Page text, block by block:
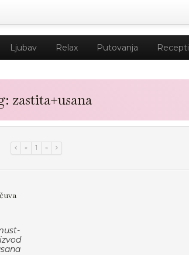
Ljubav Relax Putovanja Recepti
zastita+usana
« 1 »